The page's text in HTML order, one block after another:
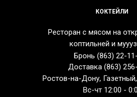
Ресторан с мясом на
коптильней и
Доставка (863)
Ростов-на-Дону,
Вс-чт 12:00 -
Бронь (863) 22-
КОКТЕЙЛИ